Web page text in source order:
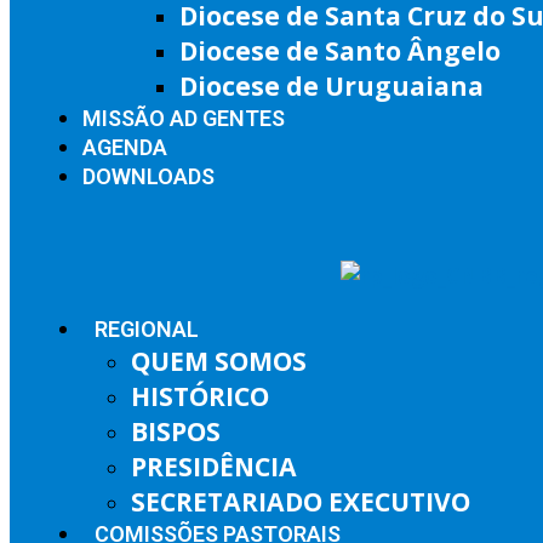
Diocese de Santa Cruz do
Diocese de Santo Ângelo
Diocese de Uruguaiana
MISSÃO AD GENTES
AGENDA
DOWNLOADS
REGIONAL
QUEM SOMOS
HISTÓRICO
BISPOS
PRESIDÊNCIA
SECRETARIADO EXECUTIVO
COMISSÕES PASTORAIS